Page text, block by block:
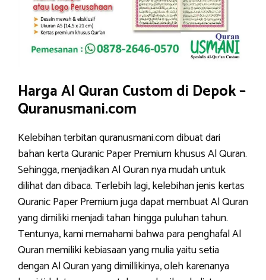
Harga Al Quran Custom di Depok –
Quranusmani.com
Kelebihan terbitan quranusmani.com dibuat dari
bahan kerta Quranic Paper Premium khusus Al Quran.
Sehingga, menjadikan Al Quran nya mudah untuk
dilihat dan dibaca. Terlebih lagi, kelebihan jenis kertas
Quranic Paper Premium juga dapat membuat Al Quran
yang dimiliki menjadi tahan hingga puluhan tahun.
Tentunya, kami memahami bahwa para penghafal Al
Quran memiliki kebiasaan yang mulia yaitu setia
dengan Al Quran yang dimillikinya, oleh karenanya